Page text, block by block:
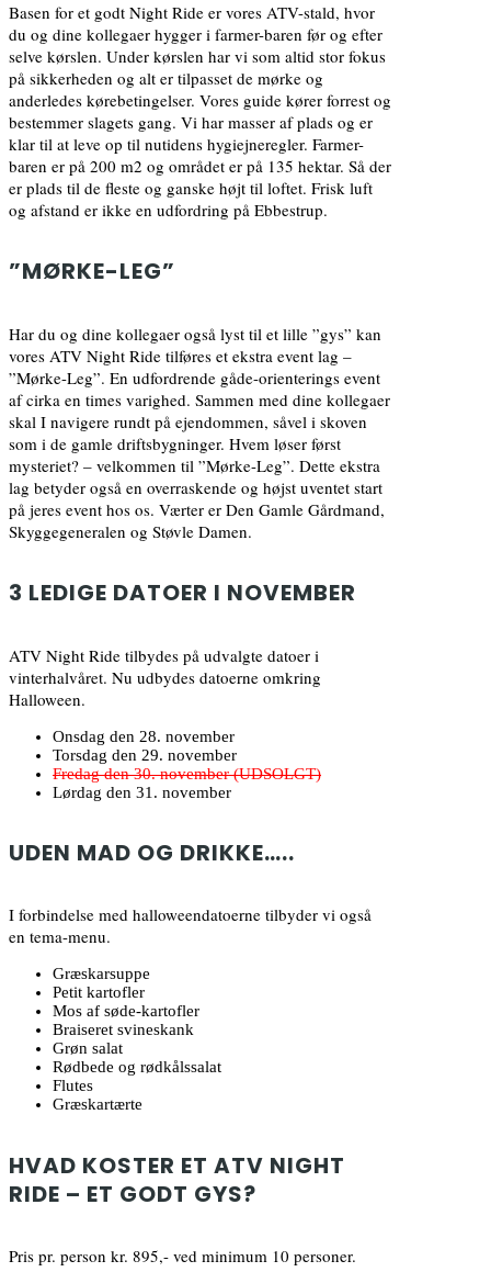
Basen for et godt Night Ride er vores ATV-stald, hvor
du og dine kollegaer hygger i farmer-baren før og efter
selve kørslen. Under kørslen har vi som altid stor fokus
på sikkerheden og alt er tilpasset de mørke og
anderledes kørebetingelser. Vores guide kører forrest og
bestemmer slagets gang. Vi har masser af plads og er
klar til at leve op til nutidens hygiejneregler. Farmer-
baren er på 200 m2 og området er på 135 hektar. Så der
er plads til de fleste og ganske højt til loftet. Frisk luft
og afstand er ikke en udfordring på Ebbestrup.
”MØRKE-LEG”
Har du og dine kollegaer også lyst til et lille ”gys” kan
vores ATV Night Ride tilføres et ekstra event lag –
”Mørke-Leg”. En udfordrende gåde-orienterings event
af cirka en times varighed. Sammen med dine kollegaer
skal I navigere rundt på ejendommen, såvel i skoven
som i de gamle driftsbygninger. Hvem løser først
mysteriet? – velkommen til ”Mørke-Leg”. Dette ekstra
lag betyder også en overraskende og højst uventet start
på jeres event hos os. Værter er Den Gamle Gårdmand,
Skyggegeneralen og Støvle Damen.
3 LEDIGE DATOER I NOVEMBER
ATV Night Ride tilbydes på udvalgte datoer i
vinterhalvåret. Nu udbydes datoerne omkring
Halloween.
Onsdag den 28. november
Torsdag den 29. november
Fredag den 30. november (UDSOLGT)
Lørdag den 31. november
UDEN MAD OG DRIKKE…..
I forbindelse med halloweendatoerne tilbyder vi også
en tema-menu.
Græskarsuppe
Petit kartofler
Mos af søde-kartofler
Braiseret svineskank
Grøn salat
Rødbede og rødkålssalat
Flutes
Græskartærte
HVAD KOSTER ET ATV NIGHT
RIDE – ET GODT GYS?
Pris pr. person kr. 895,- ved minimum 10 personer.